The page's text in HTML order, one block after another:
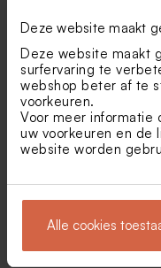
Deze website maakt
Deze website maakt
surfervaring te
webshop beter af te
voorkeuren.
Voor meer informatie
uw voorkeuren en de
website worden
Alle cookies
Liggende envelop met
puntklep ecru
met puntklep